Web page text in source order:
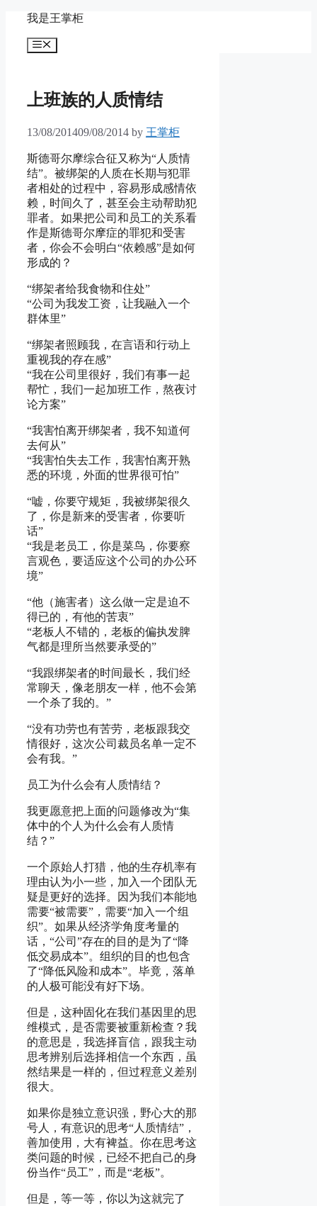
content
我是王掌柜
Menu
上班族的人质情结
13/08/201409/08/2014 by 王掌柜
斯德哥尔摩综合征又称为“人质情
结”。被绑架的人质在长期与犯罪
者相处的过程中，容易形成感情依
赖，时间久了，甚至会主动帮助犯
罪者。如果把公司和员工的关系看
作是斯德哥尔摩症的罪犯和受害
者，你会不会明白“依赖感”是如何
形成的？
“绑架者给我食物和住处”
“公司为我发工资，让我融入一个
群体里”
“绑架者照顾我，在言语和行动上
重视我的存在感”
“我在公司里很好，我们有事一起
帮忙，我们一起加班工作，熬夜讨
论方案”
“我害怕离开绑架者，我不知道何
去何从”
“我害怕失去工作，我害怕离开熟
悉的环境，外面的世界很可怕”
“嘘，你要守规矩，我被绑架很久
了，你是新来的受害者，你要听
话”
“我是老员工，你是菜鸟，你要察
言观色，要适应这个公司的办公环
境”
“他（施害者）这么做一定是迫不
得已的，有他的苦衷”
“老板人不错的，老板的偏执发脾
气都是理所当然要承受的”
“我跟绑架者的时间最长，我们经
常聊天，像老朋友一样，他不会第
一个杀了我的。”
“没有功劳也有苦劳，老板跟我交
情很好，这次公司裁员名单一定不
会有我。”
员工为什么会有人质情结？
我更愿意把上面的问题修改为“集
体中的个人为什么会有人质情
结？”
一个原始人打猎，他的生存机率有
理由认为小一些，加入一个团队无
疑是更好的选择。因为我们本能地
需要“被需要”，需要“加入一个组
织”。如果从经济学角度考量的
话，“公司”存在的目的是为了“降
低交易成本”。组织的目的也包含
了“降低风险和成本”。毕竟，落单
的人极可能没有好下场。
但是，这种固化在我们基因里的思
维模式，是否需要被重新检查？我
的意思是，我选择盲信，跟我主动
思考辨别后选择相信一个东西，虽
然结果是一样的，但过程意义差别
很大。
如果你是独立意识强，野心大的那
号人，有意识的思考“人质情结”，
善加使用，大有裨益。你在思考这
类问题的时候，已经不把自己的身
份当作“员工”，而是“老板”。
但是，等一等，你以为这就完了